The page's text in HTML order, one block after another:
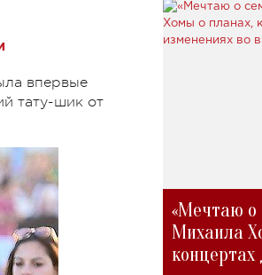
впервые
тату-шик от
«Мечтаю о
Михаила
концертах